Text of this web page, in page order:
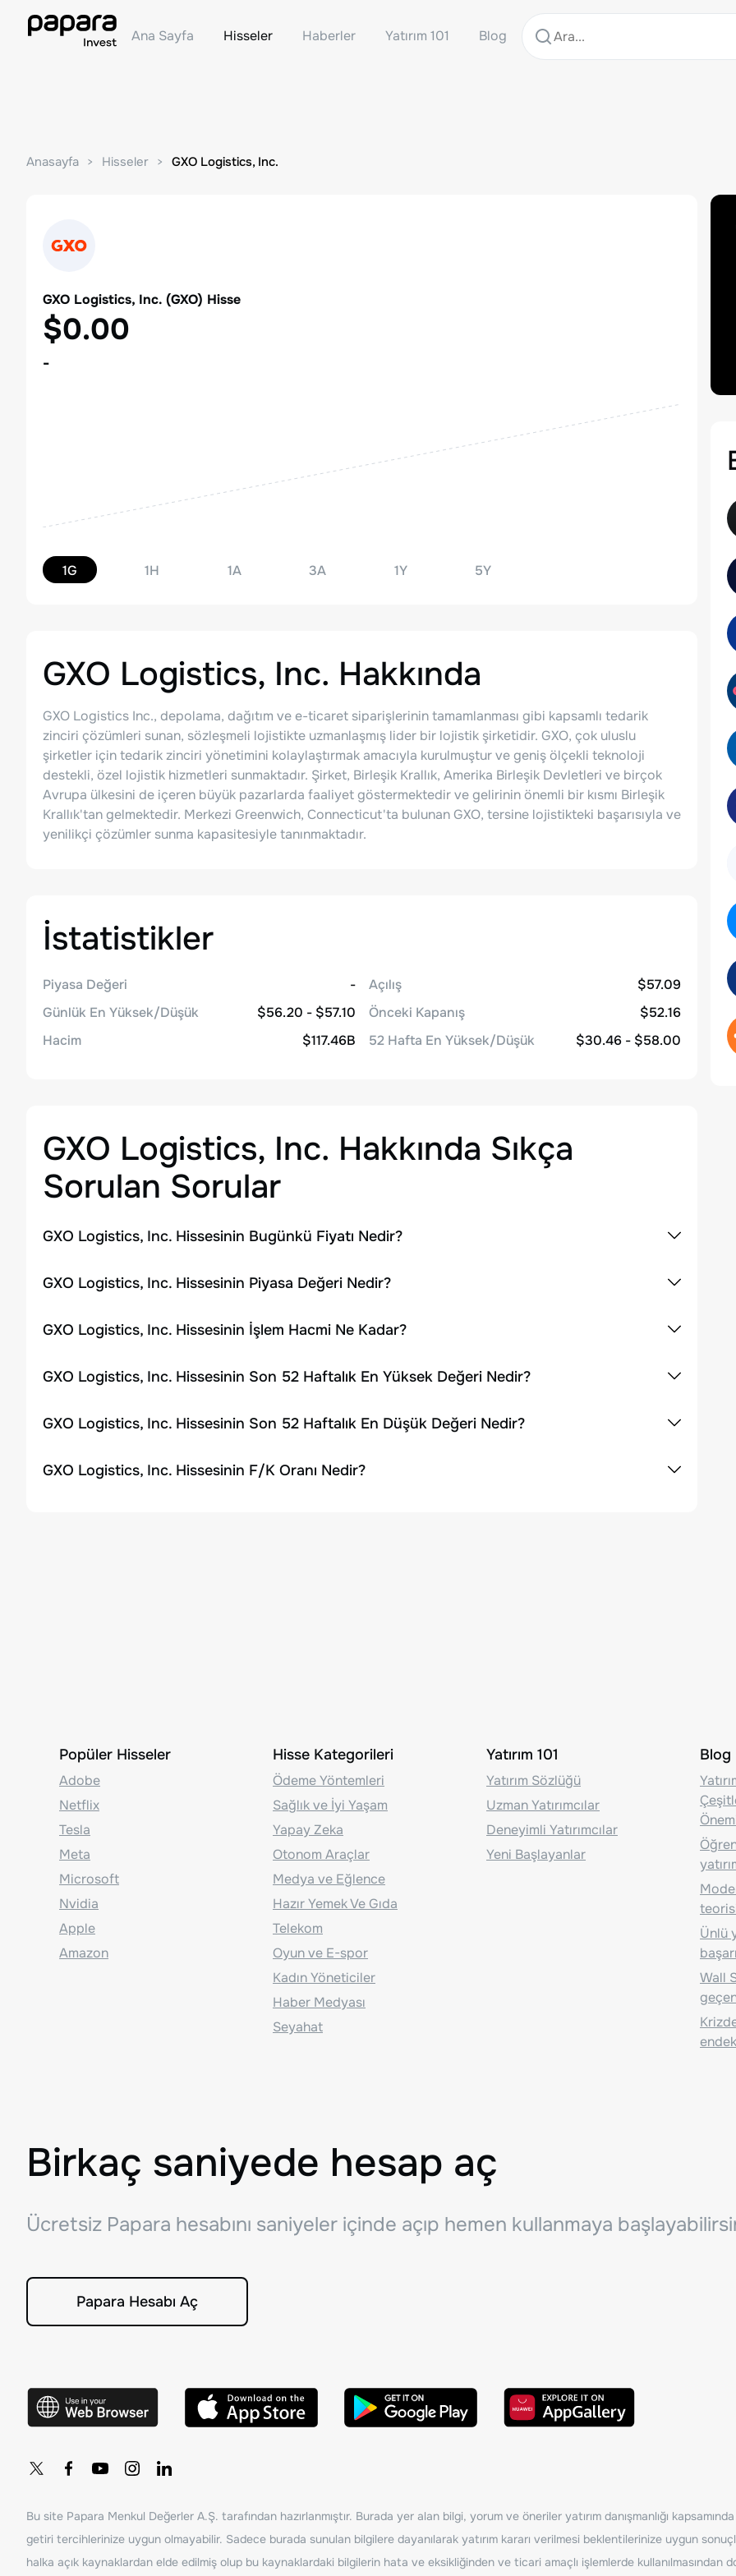
Ana Sayfa Hisseler Haberler Yatırım 101 Blog
Anasayfa Hisseler GXO Logistics, Inc.
GXO Logistics, Inc. (GXO) Hisse
$0.00
-
1G 1H 1A 3A 1Y 5Y
GXO Logistics, Inc. Hakkında
GXO Logistics Inc., depolama, dağıtım ve e-ticaret siparişlerinin tamamlanması gibi kapsamlı tedarik
zinciri çözümleri sunan, sözleşmeli lojistikte uzmanlaşmış lider bir lojistik şirketidir. GXO, çok uluslu
şirketler için tedarik zinciri yönetimini kolaylaştırmak amacıyla kurulmuştur ve geniş ölçekli teknoloji
destekli, özel lojistik hizmetleri sunmaktadır. Şirket, Birleşik Krallık, Amerika Birleşik Devletleri ve birçok
Avrupa ülkesini de içeren büyük pazarlarda faaliyet göstermektedir ve gelirinin önemli bir kısmı Birleşik
Krallık'tan gelmektedir. Merkezi Greenwich, Connecticut'ta bulunan GXO, tersine lojistikteki başarısıyla ve
yenilikçi çözümler sunma kapasitesiyle tanınmaktadır.
İstatistikler
Piyasa Değeri
-
Günlük En Yüksek/Düşük
$56.20 - $57.10
Hacim
$117.46B
Açılış
$57.09
Önceki Kapanış
$52.16
52 Hafta En Yüksek/Düşük
$30.46 - $58.00
GXO Logistics, Inc. Hakkında Sıkça
Sorulan Sorular
GXO Logistics, Inc. Hissesinin Bugünkü Fiyatı Nedir?
GXO Logistics, Inc. Hissesinin Piyasa Değeri Nedir?
GXO Logistics, Inc. Hissesinin İşlem Hacmi Ne Kadar?
GXO Logistics, Inc. Hissesinin Son 52 Haftalık En Yüksek Değeri Nedir?
GXO Logistics, Inc. Hissesinin Son 52 Haftalık En Düşük Değeri Nedir?
GXO Logistics, Inc. Hissesinin F/K Oranı Nedir?
Popüler Hisseler
Adobe
Netflix
Tesla
Meta
Microsoft
Nvidia
Apple
Amazon
Hisse Kategorileri
Ödeme Yöntemleri
Sağlık ve İyi Yaşam
Yapay Zeka
Otonom Araçlar
Medya ve Eğlence
Hazır Yemek Ve Gıda
Telekom
Oyun ve E-spor
Kadın Yöneticiler
Haber Medyası
Seyahat
Yatırım 101
Yatırım Sözlüğü
Uzman Yatırımcılar
Deneyimli Yatırımcılar
Yeni Başlayanlar
Blog
Ünlü
Wall
Birkaç saniyede hesap aç
Ücretsiz Papara hesabını saniyeler içinde açıp hemen kullanmaya
Papara Hesabı Aç
Bu site Papara Menkul Değerler A.Ş. tarafından hazırlanmıştır. Burada yer alan bilgi, yorum ve öneriler yatırım danışmanlığı
getiri tercihlerinize uygun olmayabilir. Sadece burada sunulan bilgilere dayanılarak yatırım kararı verilmesi beklentilerinize uygun
halka açık kaynaklardan elde edilmiş olup bu kaynaklardaki bilgilerin hata ve eksikliğinden ve ticari amaçlı işlemlerde